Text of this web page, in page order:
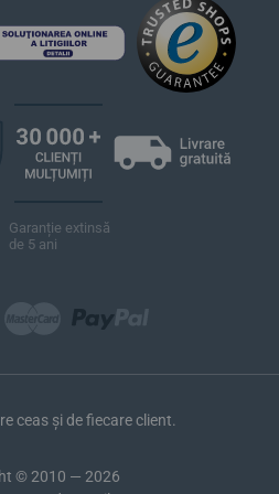
Garanție extinsă
de 5 ani
ceas și de fiecare client.
© 2010 — 2026